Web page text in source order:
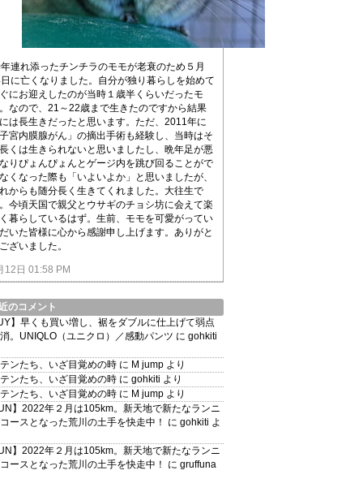
連れ添ったチンチラのモモが老衰のため５月
に亡くなりました。自分が独り暮らしを始めて
にお迎えしたのが当時１歳半くらいだったモ
なので、21～22歳まで生きたのですから結果
は長生きだったと思います。ただ、2011年に
子宮内膜腺がん」の摘出手術も経験し、当時はそ
くは生きられないと思いましたし、晩年足が悪
りぴょんぴょんとゲージ内を跳び回ることがで
くなった際も「いよいよか」と思いましたが、
からも随分長く生きてくれました。大往生で
今頃天国で親父とウサギのチョシ坊に会えて楽
暮らしているはず。生前、モモを可愛がってい
いた皆様に心から感謝申し上げます。ありがと
ざいました。
12日 01:58 PM
のコメント
】早くも買い増し、裾をダブルに仕上げて弱点
。UNIQLO（ユニクロ）／感動パンツ に gohkiti
ンたち、いざ目覚めの時 に M jump より
ンたち、いざ目覚めの時 に gohkiti より
ンたち、いざ目覚めの時 に M jump より
】2022年２月は105km。新天地で新たなランニ
ースとなった荒川の土手を快走中！
に gohkiti よ
】2022年２月は105km。新天地で新たなランニ
ースとなった荒川の土手を快走中！
に gruffuna